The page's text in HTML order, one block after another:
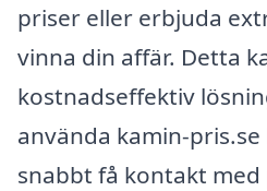
priser eller erbjuda
vinna din affär. Detta
kostnadseffektiv
använda kamin-
snabbt få kontakt